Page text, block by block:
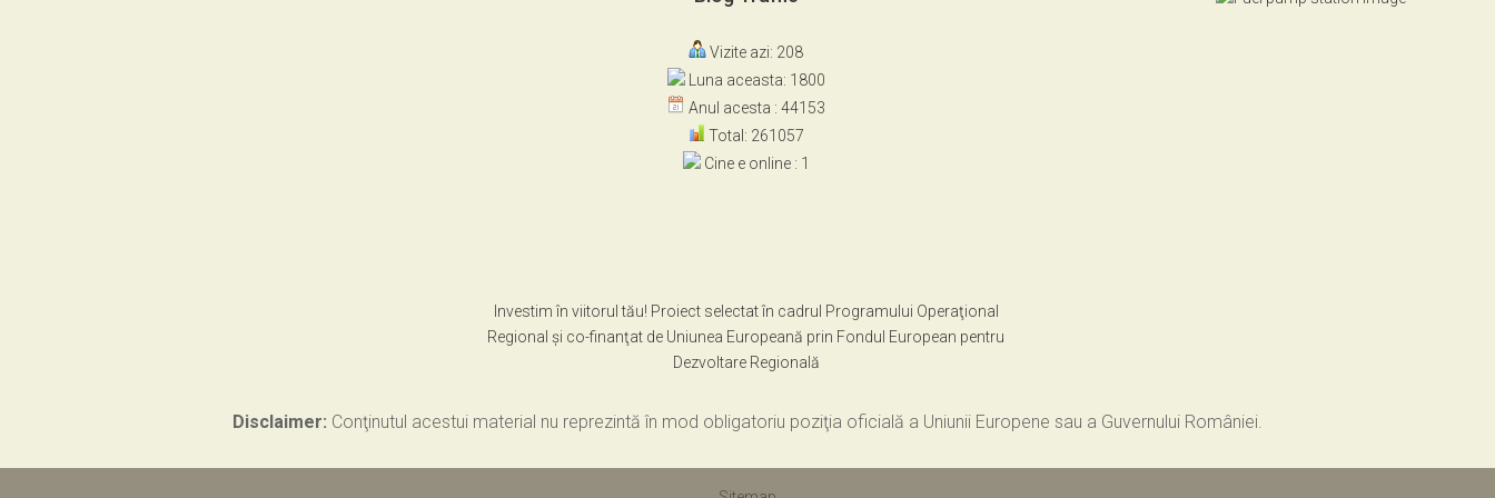
Vizite azi: 208
Luna aceasta: 1800
Anul acesta : 44153
Total: 261057
Cine e online : 1
Investim în viitorul tău! Proiect selectat în cadrul Programului Operaţional
Regional şi co-finanţat de Uniunea Europeană prin Fondul European pentru
Dezvoltare Regională
Disclaimer: Conţinutul acestui material nu reprezintă în mod obligatoriu poziţia oficială a Uniunii Europene sau a Guvernului României.